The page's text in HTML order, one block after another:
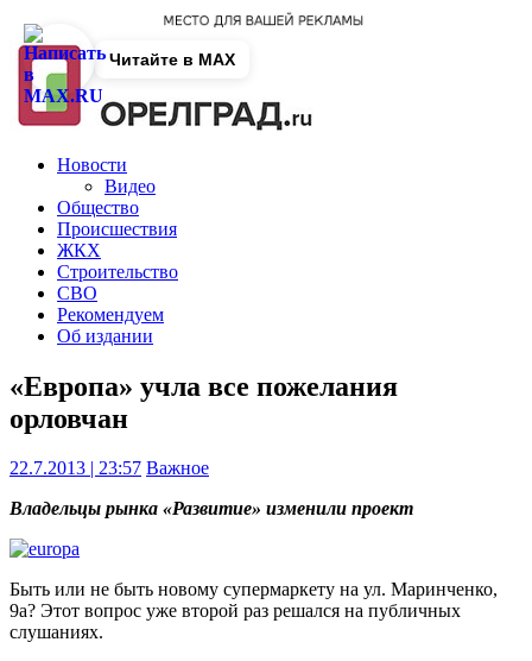
Новости
Видео
Общество
Происшествия
ЖКХ
Строительство
СВО
Рекомендуем
Об издании
«Европа» учла все пожелания
орловчан
22.7.2013 | 23:57 Важное
Владельцы рынка «Развитие» изменили проект
Быть или не быть новому супермаркету на ул. Маринченко,
9а? Этот вопрос уже второй раз решался на публичных
слушаниях.
Читайте в MAX